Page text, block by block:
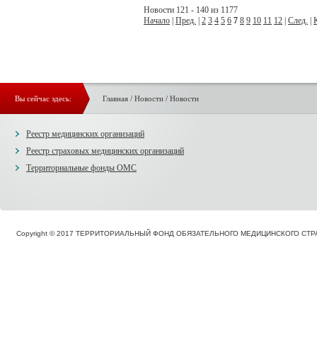
Новости 121 - 140 из 1177
Начало Пред. 2 3 4 5 6 7 8 9 10 11 12 След.
Вы сейчас здесь: Главная/ Новости / Новости
Реестр медицинских организаций
Реестр страховых медицинских организаций
Территориальные фонды ОМС
Copyright © 2017 ТЕРРИТОРИАЛЬНЫЙ ФОНД ОБЯЗАТЕЛЬНОГО МЕДИЦИНСКОГО